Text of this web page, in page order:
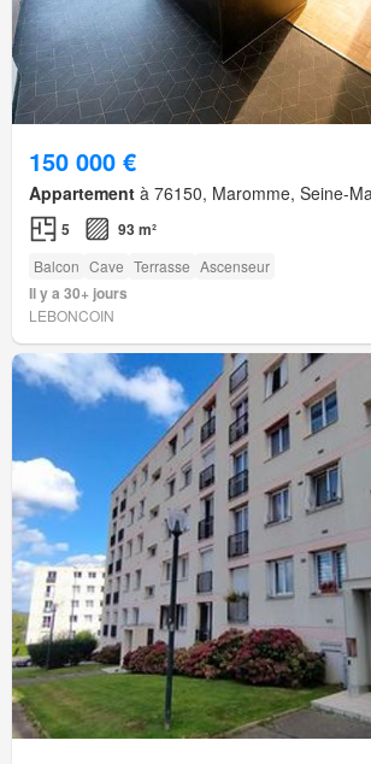
150 000 €
Appartement à 76150, Maromme, Seine-
5 93 m²
Balcon Cave Terrasse Ascenseur
Il y a 30+ jours
LEBONCOIN